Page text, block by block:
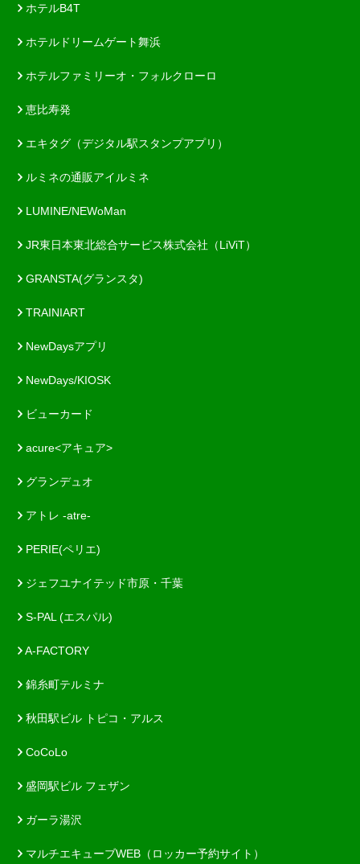
ホテルB4T
ホテルドリームゲート舞浜
ホテルファミリーオ・フォルクローロ
恵比寿発
エキタグ（デジタル駅スタンプアプリ）
ルミネの通販アイルミネ
LUMINE/NEWoMan
JR東日本東北総合サービス株式会社（LiViT）
GRANSTA(グランスタ)
TRAINIART
NewDaysアプリ
NewDays/KIOSK
ビューカード
acure<アキュア>
グランデュオ
アトレ -atre-
PERIE(ペリエ)
ジェフユナイテッド市原・千葉
S-PAL (エスパル)
A-FACTORY
錦糸町テルミナ
秋田駅ビル トピコ・アルス
CoCoLo
盛岡駅ビル フェザン
ガーラ湯沢
マルチエキューブWEB（ロッカー予約サイト）